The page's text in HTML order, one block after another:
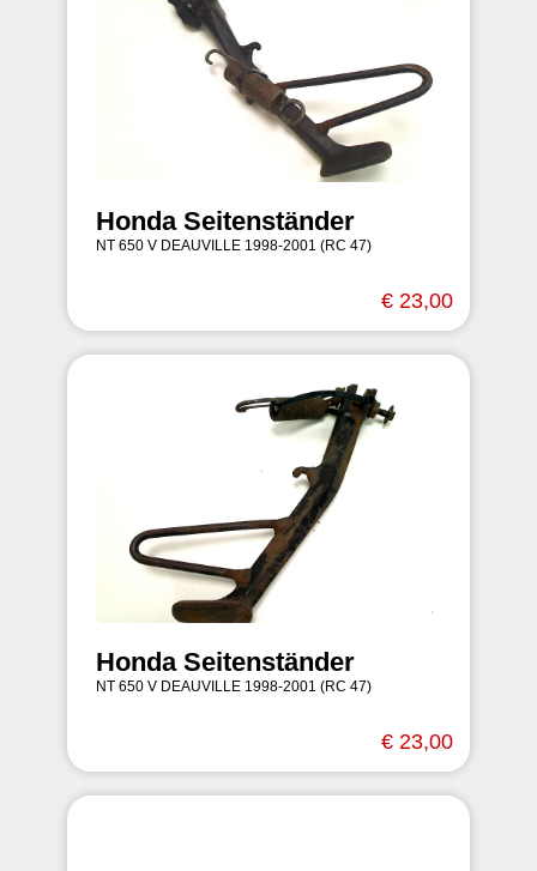
Honda Seitenständer
NT 650 V DEAUVILLE 1998-2001 (RC 47)
€ 23,00
Honda Seitenständer
NT 650 V DEAUVILLE 1998-2001 (RC 47)
€ 23,00